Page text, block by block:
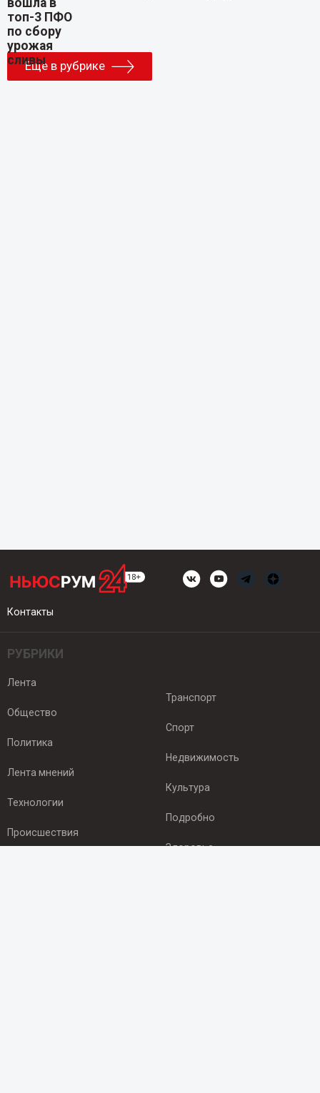
Еще в рубрике
Контакты
РУБРИКИ
Лента
Общество
Политика
Лента мнений
Технологии
Происшествия
Транспорт
Спорт
Недвижимость
Культура
Подробно
Здоровье